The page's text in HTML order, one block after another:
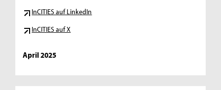
InCITIES auf LinkedIn
InCITIES auf X
April 2025